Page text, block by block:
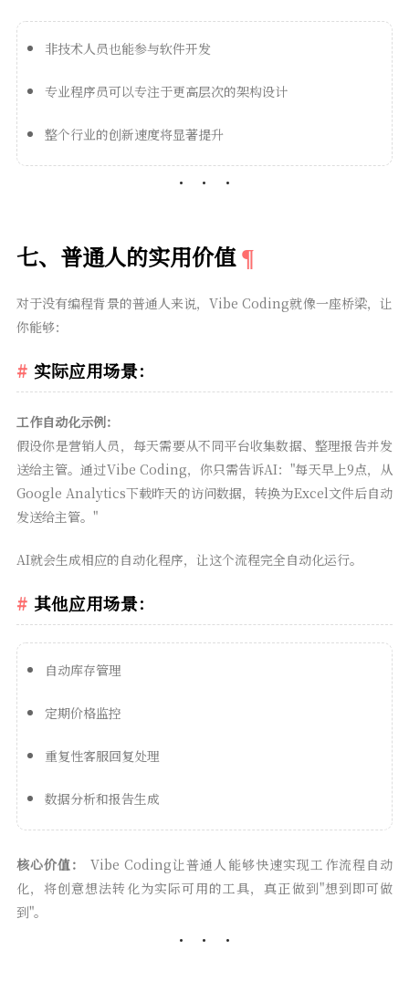
非技术人员也能参与软件开发
专业程序员可以专注于更高层次的架构设计
整个行业的创新速度将显著提升
七、普通人的实用价值
对于没有编程背景的普通人来说，Vibe Coding就像一座桥梁，让
你能够：
实际应用场景：
工作自动化示例：
假设你是营销人员，每天需要从不同平台收集数据、整理报告并发
送给主管。通过Vibe Coding，你只需告诉AI："每天早上9点，从
Google Analytics下载昨天的访问数据，转换为Excel文件后自动
发送给主管。"
AI就会生成相应的自动化程序，让这个流程完全自动化运行。
其他应用场景：
自动库存管理
定期价格监控
重复性客服回复处理
数据分析和报告生成
核心价值：
Vibe Coding让普通人能够快速实现工作流程自动
化，将创意想法转化为实际可用的工具，真正做到"想到即可做
到"。